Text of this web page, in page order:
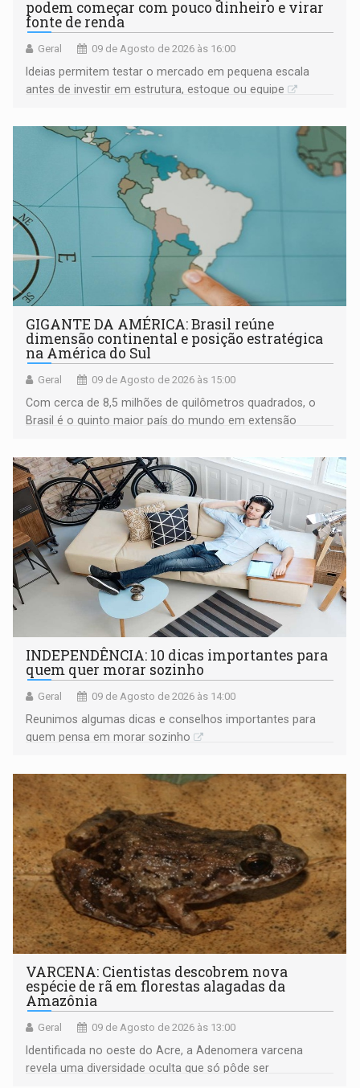
podem começar com pouco dinheiro e virar
fonte de renda
Geral 09 de Agosto de 2026 às 16:00
Ideias permitem testar o mercado em pequena escala
antes de investir em estrutura, estoque ou equipe
GIGANTE DA AMÉRICA: Brasil reúne
dimensão continental e posição estratégica
na América do Sul
Geral 09 de Agosto de 2026 às 15:00
Com cerca de 8,5 milhões de quilômetros quadrados, o
Brasil é o quinto maior país do mundo em extensão
INDEPENDÊNCIA: 10 dicas importantes para
quem quer morar sozinho
Geral 09 de Agosto de 2026 às 14:00
Reunimos algumas dicas e conselhos importantes para
quem pensa em morar sozinho
VARCENA: Cientistas descobrem nova
espécie de rã em florestas alagadas da
Amazônia
Geral 09 de Agosto de 2026 às 13:00
Identificada no oeste do Acre, a Adenomera varcena
revela uma diversidade oculta que só pôde ser